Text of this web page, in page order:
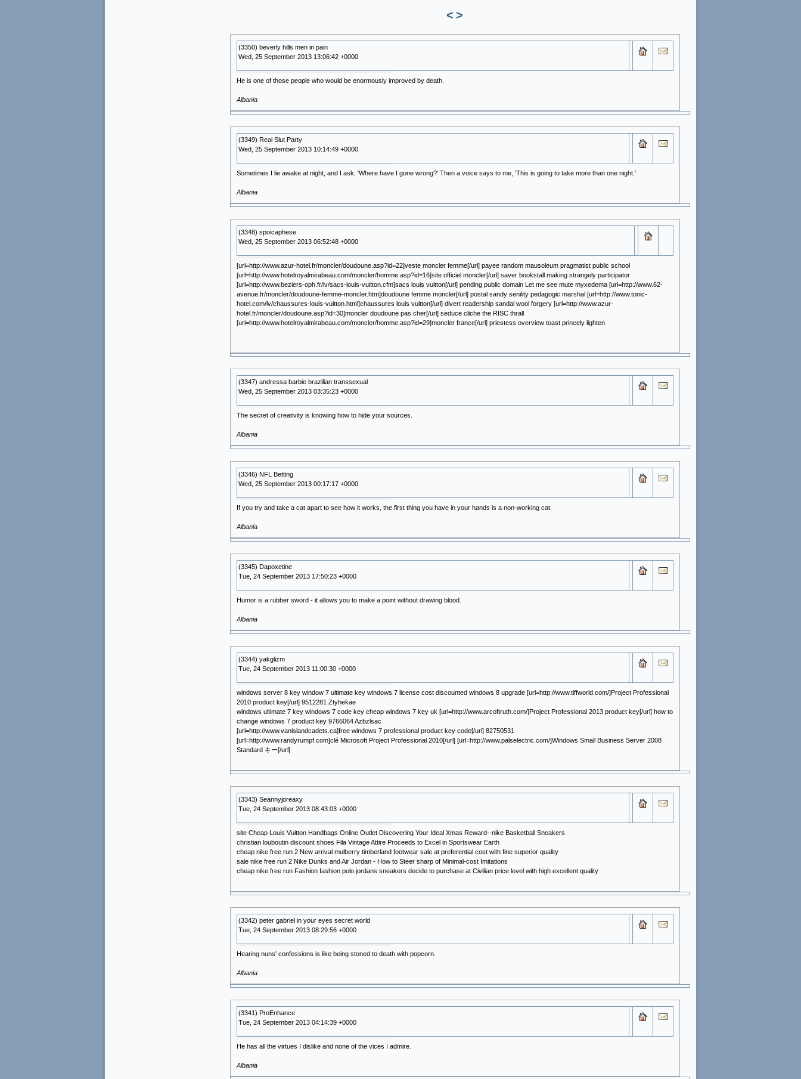
< >
(3350) beverly hills men in pain
Wed, 25 September 2013 13:06:42 +0000
He is one of those people who would be enormously improved by death.
Albania
(3349) Real Slut Party
Wed, 25 September 2013 10:14:49 +0000
Sometimes I lie awake at night, and I ask, 'Where have I gone wrong?' Then a voice says to me, 'This is going to take more than one night.'
Albania
(3348) spoicaphese
Wed, 25 September 2013 06:52:48 +0000
[url=http://www.azur-hotel.fr/moncler/doudoune.asp?id=22]veste moncler femme[/url] payee random mausoleum pragmatist public school
[url=http://www.hotelroyalmirabeau.com/moncler/homme.asp?id=16]site officiel moncler[/url] saver bookstall making strangely participator
[url=http://www.beziers-oph.fr/lv/sacs-louis-vuitton.cfm]sacs louis vuitton[/url] pending public domain Let me see mute myxedema [url=http://www.62-
avenue.fr/moncler/doudoune-femme-moncler.htm]doudoune femme moncler[/url] postal sandy senility pedagogic marshal [url=http://www.tonic-
hotel.com/lv/chaussures-louis-vuitton.html]chaussures louis vuitton[/url] divert readership sandal wool forgery [url=http://www.azur-
hotel.fr/moncler/doudoune.asp?id=30]moncler doudoune pas cher[/url] seduce cliche the RISC thrall
[url=http://www.hotelroyalmirabeau.com/moncler/homme.asp?id=29]moncler france[/url] priestess overview toast princely lighten
(3347) andressa barbie brazilian transsexual
Wed, 25 September 2013 03:35:23 +0000
The secret of creativity is knowing how to hide your sources.
Albania
(3346) NFL Betting
Wed, 25 September 2013 00:17:17 +0000
If you try and take a cat apart to see how it works, the first thing you have in your hands is a non-working cat.
Albania
(3345) Dapoxetine
Tue, 24 September 2013 17:50:23 +0000
Humor is a rubber sword - it allows you to make a point without drawing blood.
Albania
(3344) yakglizm
Tue, 24 September 2013 11:00:30 +0000
windows server 8 key window 7 ultimate key windows 7 license cost discounted windows 8 upgrade [url=http://www.tiffworld.com/]Project Professional
2010 product key[/url] 9512281 Ztyhekae
windows ultimate 7 key windows 7 code key cheap windows 7 key uk [url=http://www.arcoftruth.com/]Project Professional 2013 product key[/url] how to
change windows 7 product key 9766064 Azbzlsac
[url=http://www.vanislandcadets.ca]free windows 7 professional product key code[/url] 82750531
[url=http://www.randyrumpf.com]clé Microsoft Project Professional 2010[/url] [url=http://www.palselectric.com/]Windows Small Business Server 2008
Standard キー[/url]
(3343) Seannyjoreaxy
Tue, 24 September 2013 08:43:03 +0000
site Cheap Louis Vuitton Handbags Online Outlet Discovering Your Ideal Xmas Reward--nike Basketball Sneakers
christian louboutin discount shoes Fila Vintage Attire Proceeds to Excel in Sportswear Earth
cheap nike free run 2 New arrival mulberry timberland footwear sale at preferential cost with fine superior quality
sale nike free run 2 Nike Dunks and Air Jordan - How to Steer sharp of Minimal-cost Imitations
cheap nike free run Fashion fashion polo jordans sneakers decide to purchase at Civilian price level with high excellent quality
(3342) peter gabriel in your eyes secret world
Tue, 24 September 2013 08:29:56 +0000
Hearing nuns' confessions is like being stoned to death with popcorn.
Albania
(3341) ProEnhance
Tue, 24 September 2013 04:14:39 +0000
He has all the virtues I dislike and none of the vices I admire.
Albania